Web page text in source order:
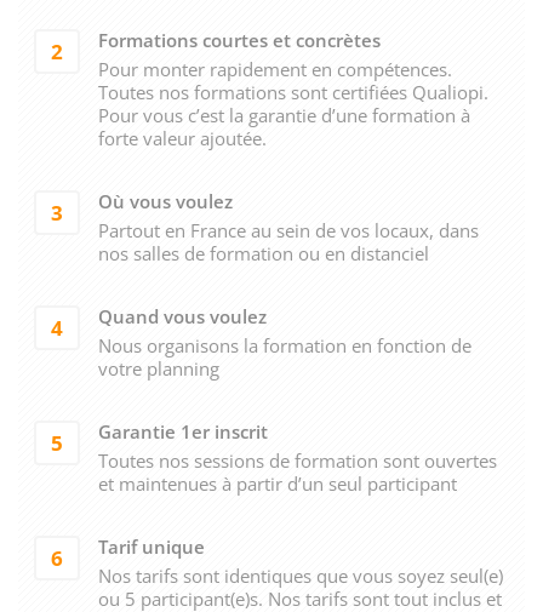
2
Formations courtes et concrètes
Pour monter rapidement en compétences.
Toutes nos formations sont certifiées Qualiopi.
Pour vous c’est la garantie d’une formation à
forte valeur ajoutée.
3
Où vous voulez
Partout en France au sein de vos locaux, dans
nos salles de formation ou en distanciel
4
Quand vous voulez
Nous organisons la formation en fonction de
votre planning
5
Garantie 1er inscrit
Toutes nos sessions de formation sont ouvertes
et maintenues à partir d’un seul participant
6
Tarif unique
Nos tarifs sont identiques que vous soyez seul(e)
ou 5 participant(e)s. Nos tarifs sont tout inclus et